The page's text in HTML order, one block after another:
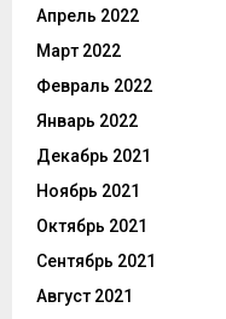
Апрель 2022
Март 2022
Февраль 2022
Январь 2022
Декабрь 2021
Ноябрь 2021
Октябрь 2021
Сентябрь 2021
Август 2021